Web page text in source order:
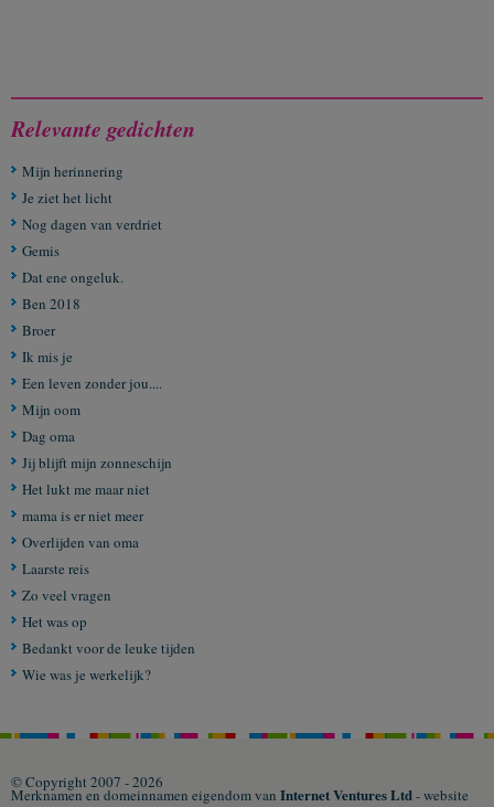
Relevante gedichten
Mijn herinnering
Je ziet het licht
Nog dagen van verdriet
Gemis
Dat ene ongeluk.
Ben 2018
Broer
Ik mis je
Een leven zonder jou....
Mijn oom
Dag oma
Jij blijft mijn zonneschijn
Het lukt me maar niet
mama is er niet meer
Overlijden van oma
Laarste reis
Zo veel vragen
Het was op
Bedankt voor de leuke tijden
Wie was je werkelijk?
© Copyright 2007 - 2026
Merknamen en domeinnamen eigendom van Internet Ventures Ltd- website